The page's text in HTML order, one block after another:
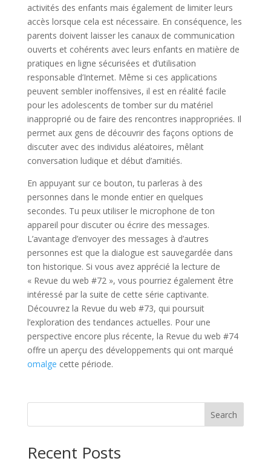
activités des enfants mais également de limiter leurs
accès lorsque cela est nécessaire. En conséquence, les
parents doivent laisser les canaux de communication
ouverts et cohérents avec leurs enfants en matière de
pratiques en ligne sécurisées et d’utilisation
responsable d’Internet. Même si ces applications
peuvent sembler inoffensives, il est en réalité facile
pour les adolescents de tomber sur du matériel
inapproprié ou de faire des rencontres inappropriées. Il
permet aux gens de découvrir des façons options de
discuter avec des individus aléatoires, mêlant
conversation ludique et début d’amitiés.
En appuyant sur ce bouton, tu parleras à des
personnes dans le monde entier en quelques
secondes. Tu peux utiliser le microphone de ton
appareil pour discuter ou écrire des messages.
L’avantage d’envoyer des messages à d’autres
personnes est que la dialogue est sauvegardée dans
ton historique. Si vous avez apprécié la lecture de
« Revue du web #72 », vous pourriez également être
intéressé par la suite de cette série captivante.
Découvrez la Revue du web #73, qui poursuit
l’exploration des tendances actuelles. Pour une
perspective encore plus récente, la Revue du web #74
offre un aperçu des développements qui ont marqué
omalge cette période.
Search
Recent Posts